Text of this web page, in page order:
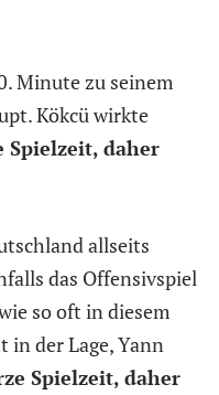
Minute zu seinem
Kökcü wirkte
Spielzeit, daher
allseits
das Offensivspiel
so oft in diesem
in der Lage, Yann
Spielzeit, daher